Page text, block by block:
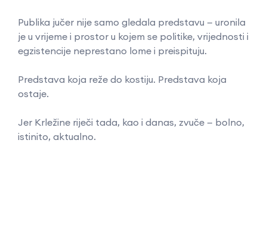
Publika jučer nije samo gledala predstavu — uronila
je u vrijeme i prostor u kojem se politike, vrijednosti i
egzistencije neprestano lome i preispituju.
Predstava koja reže do kostiju. Predstava koja
ostaje.
Jer Krležine riječi tada, kao i danas, zvuče — bolno,
istinito, aktualno.